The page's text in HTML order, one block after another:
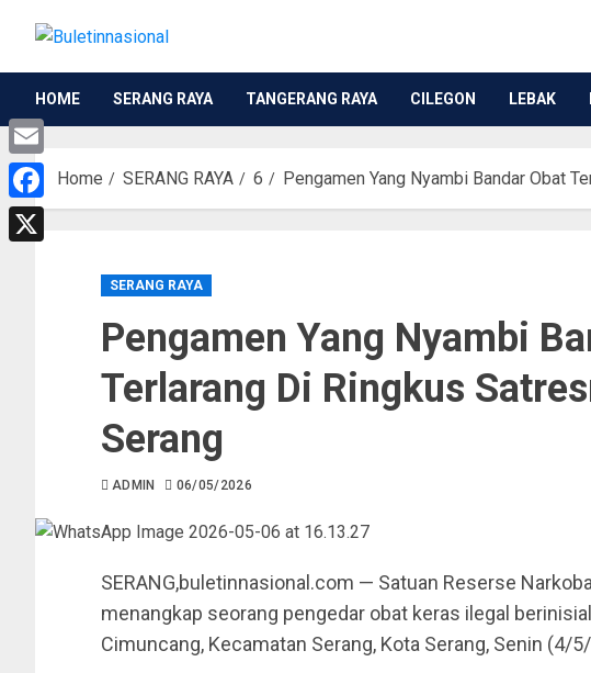
HOME SERANG RAYA TANGERANG RAYA CILEGON LEBAK
Home SERANG RAYA 6 Pengamen Yang Nyambi Bandar Obat
SERANG RAYA
Pengamen Yang Nyambi
Terlarang Di Ringkus
Serang
ADMIN 06/05/2026
SERANG,buletinnasional.com — Satuan Reserse
menangkap seorang pengedar obat keras ilegal
Cimuncang, Kecamatan Serang, Kota Serang, Senin (4/
Email
Facebook